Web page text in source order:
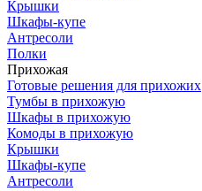
Крышки
Шкафы-купе
Антресоли
Полки
Прихожая
Готовые решения для прихожих
Тумбы в прихожую
Шкафы в прихожую
Комоды в прихожую
Крышки
Шкафы-купе
Антресоли